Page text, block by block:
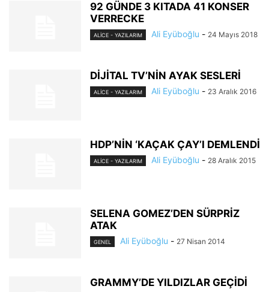
92 GÜNDE 3 KITADA 41 KONSER
VERRECKE
ALİCE - YAZILARIM Ali Eyüboğlu - 24 Mayıs 2018
DİJİTAL TV’NİN AYAK SESLERİ
ALİCE - YAZILARIM Ali Eyüboğlu - 23 Aralık 2016
HDP’NİN ‘KAÇAK ÇAY’I DEMLENDİ
ALİCE - YAZILARIM Ali Eyüboğlu - 28 Aralık 2015
SELENA GOMEZ’DEN SÜRPRİZ
ATAK
GENEL Ali Eyüboğlu - 27 Nisan 2014
GRAMMY’DE YILDIZLAR GEÇİDİ